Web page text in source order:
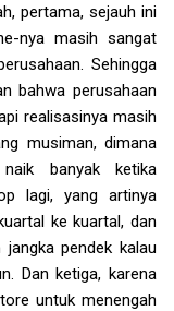
pertama, sejauh ini
nya masih sangat
Sehingga
bahwa perusahaan
realisasinya masih
musiman, dimana
banyak ketika
lagi, yang artinya
ke kuartal, dan
pendek kalau
Dan ketiga, karena
untuk menengah